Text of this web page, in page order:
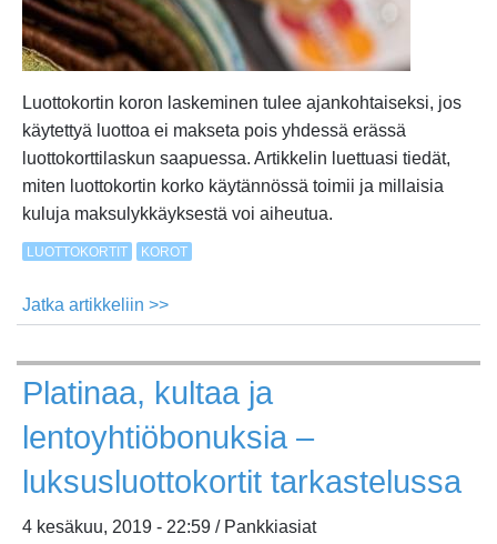
Luottokortin koron laskeminen tulee ajankohtaiseksi, jos
käytettyä luottoa ei makseta pois yhdessä erässä
luottokorttilaskun saapuessa. Artikkelin luettuasi tiedät,
miten luottokortin korko käytännössä toimii ja millaisia
kuluja maksulykkäyksestä voi aiheutua.
LUOTTOKORTIT KOROT
Jatka artikkeliin >>
luottokortin
korko
lasketaan?
Näin
selvität
Visa-
tai
Platinaa, kultaa ja
lentoyhtiöbonuksia –
luksusluottokortit tarkastelussa
4 kesäkuu, 2019 - 22:59 / Pankkiasiat